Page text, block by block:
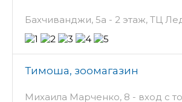
Бахчиванджи, 5а - 2 этаж, ТЦ
Тимоша, зоомагазин
Михаила Марченко, 8 - вход с